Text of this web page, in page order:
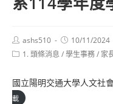
Post
author:
ashs510
Post
published:
10/11/2024
Post1. 頭條消息 /學生事務/ 家
國立陽明交通大學人文社
載